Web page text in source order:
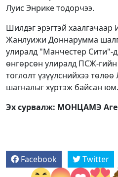
Луис Энрике тодорчээ.
Шилдэг эрэгтэй хаалгачаар
Жанлуижи Доннарумма
улиралд "Манчестер Сити"-
өнгөрсөн улиралд ПСЖ-гийн
тоглолт үзүүлснийхээ
шагналыг хүртэж байсан юм.
Эх сурвалж: МОНЦАМЭ
Facebook Twitter